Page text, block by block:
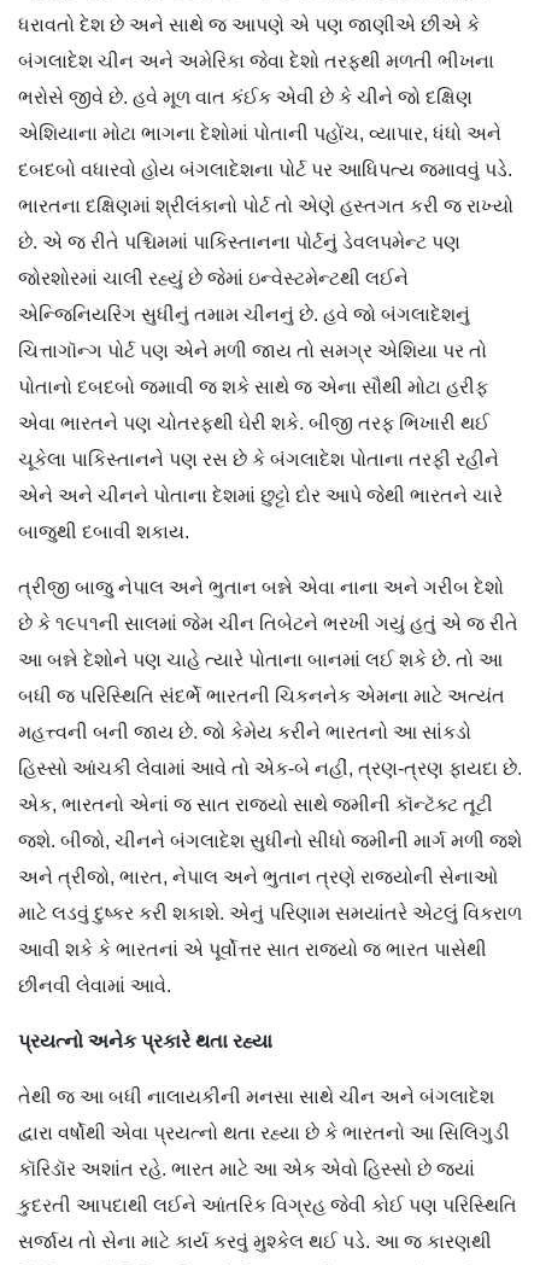
ધરાવતો દેશ છે અને સાથે જ આપણે એ પણ જાણીએ છીએ કે
બંગલાદેશ ચીન અને અમેરિકા જેવા દેશો તરફથી મળતી ભીખના
ભરોસે જીવે છે. હવે મૂળ વાત કંઈક એવી છે કે ચીને જો દક્ષિણ
એશિયાના મોટા ભાગના દેશોમાં પોતાની પહોંચ, વ્યાપાર, ધંધો અને
દબદબો વધારવો હોય બંગલાદેશના પોર્ટ પર આધિપત્ય જમાવવું પડે.
ભારતના દક્ષિણમાં શ્રીલંકાનો પોર્ટ તો એણે હસ્તગત કરી જ રાખ્યો
છે. એ જ રીતે પશ્ચિમમાં પાકિસ્તાનના પોર્ટનું ડેવલપમેન્ટ પણ
જોરશોરમાં ચાલી રહ્યું છે જેમાં ઇન્વેસ્ટમેન્ટથી લઈને
એન્જિનિયરિંગ સુધીનું તમામ ચીનનું છે. હવે જો બંગલાદેશનું
ચિત્તાગૉન્ગ પોર્ટ પણ એને મળી જાય તો સમગ્ર એશિયા પર તો
પોતાનો દબદબો જમાવી જ શકે સાથે જ એના સૌથી મોટા હરીફ
એવા ભારતને પણ ચોતરફથી ઘેરી શકે. બીજી તરફ ભિખારી થઈ
ચૂકેલા પાકિસ્તાનને પણ રસ છે કે બંગલાદેશ પોતાના તરફી રહીને
એને અને ચીનને પોતાના દેશમાં છુટ્ટો દોર આપે જેથી ભારતને ચારે
બાજુથી દબાવી શકાય.
ત્રીજી બાજુ નેપાલ અને ભુતાન બન્ને એવા નાના અને ગરીબ દેશો
છે કે ૧૯૫૧ની સાલમાં જેમ ચીન તિબેટને ભરખી ગયું હતું એ જ રીતે
આ બન્ને દેશોને પણ ચાહે ત્યારે પોતાના બાનમાં લઈ શકે છે. તો આ
બધી જ પરિસ્થિતિ સંદર્ભે ભારતની ચિકનનેક એમના માટે અત્યંત
મહત્ત્વની બની જાય છે. જો કેમેય કરીને ભારતનો આ સાંકડો
હિસ્સો આંચકી લેવામાં આવે તો એક-બે નહીં, ત્રણ-ત્રણ ફાયદા છે.
એક, ભારતનો એનાં જ સાત રાજ્યો સાથે જમીની કૉન્ટૅક્ટ તૂટી
જશે. બીજો, ચીનને બંગલાદેશ સુધીનો સીધો જમીની માર્ગ મળી જશે
અને ત્રીજો, ભારત, નેપાલ અને ભુતાન ત્રણે રાજ્યોની સેનાઓ
માટે લડવું દુષ્કર કરી શકાશે. એનું પરિણામ સમયાંતરે એટલું વિકરાળ
આવી શકે કે ભારતનાં એ પૂર્વોત્તર સાત રાજ્યો જ ભારત પાસેથી
છીનવી લેવામાં આવે.
પ્રયત્નો અનેક પ્રકારે થતા રહ્યા
તેથી જ આ બધી નાલાયકીની મનસા સાથે ચીન અને બંગલાદેશ
દ્વારા વર્ષોથી એવા પ્રયત્નો થતા રહ્યા છે કે ભારતનો આ સિલિગુડી
કૉરિડૉર અશાંત રહે. ભારત માટે આ એક એવો હિસ્સો છે જ્યાં
કુદરતી આપદાથી લઈને આંતરિક વિગ્રહ જેવી કોઈ પણ પરિસ્થિતિ
સર્જાય તો સેના માટે કાર્ય કરવું મુશ્કેલ થઈ પડે. આ જ કારણથી